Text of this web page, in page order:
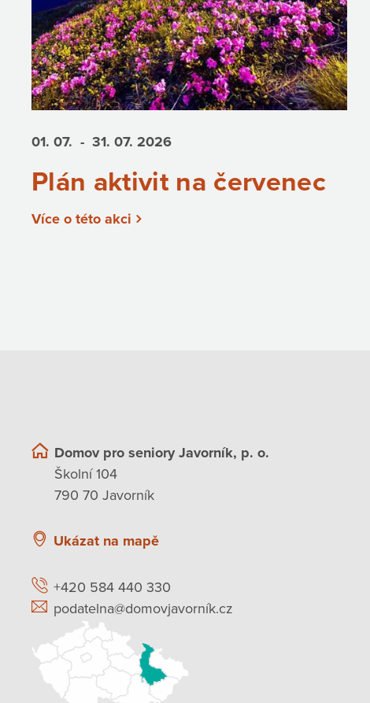
01. 07. - 31. 07. 2026
Plán aktivit na červenec
Více o této akci
Domov pro seniory Javorník, p. o.
Školní 104
790 70 Javorník
Ukázat na mapě
+420 584 440 330
podatelna@domovjavorník.cz